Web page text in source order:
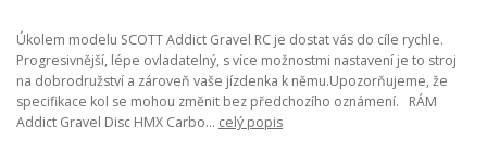
Úkolem modelu SCOTT Addict Gravel RC je dostat vás do cíle rychle.
Progresivnější, lépe ovladatelný, s více možnostmi nastavení je to stroj
na dobrodružství a zároveň vaše jízdenka k němu.Upozorňujeme, že
specifikace kol se mohou změnit bez předchozího oznámení. RÁM
Addict Gravel Disc HMX Carbo... celý popis